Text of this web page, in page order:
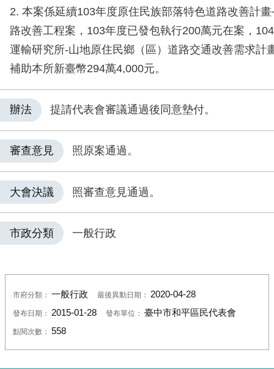
2. 本案係延續103年度原住民族部落特色道路改善計
路改善工程案，103年度已發包執行200萬元在案，
運輸研究所-山地原住民鄉（區）道路交通改善需求計
補助本所新臺幣294萬4,000元。
辦法 提請代表會審議通過後同意墊付。
審查意見 照原案通過。
大會決議 照審查意見通過。
市政分類 一般行政
市府分類： 一般行政 最後異動日期： 2020-04-28
發布日期： 2015-01-28 發布單位： 臺中市和平區民代表會
點閱次數： 558